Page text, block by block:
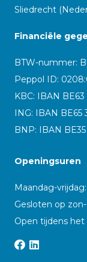
Sliedrecht
Financiële
BTW-nummer:
Peppol ID:
KBC: IBAN
ING: IBAN BE65
BNP: IBAN
Openingsuren
Maandag-
Gesloten op
Open tijdens het